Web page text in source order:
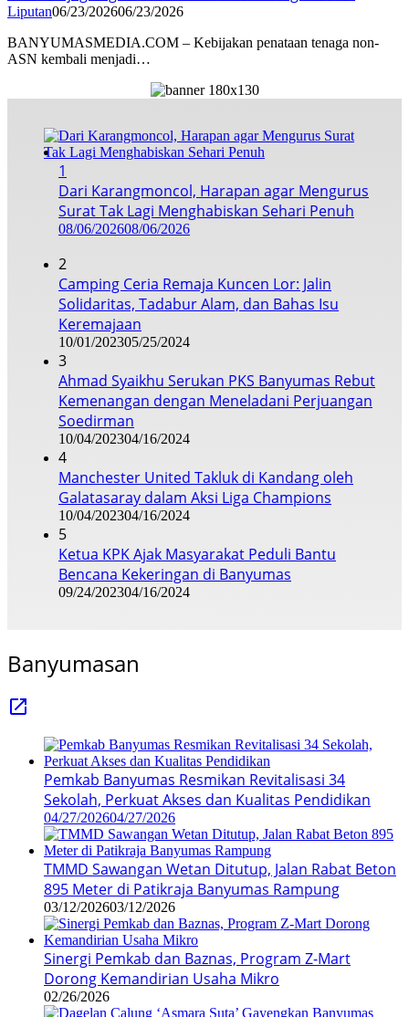
Liputan06/23/202606/23/2026
BANYUMASMEDIA.COM – Kebijakan penataan tenaga non-
ASN kembali menjadi…
1
Dari Karangmoncol, Harapan agar Mengurus
Surat Tak Lagi Menghabiskan Sehari Penuh
08/06/202608/06/2026
2
Camping Ceria Remaja Kuncen Lor: Jalin
Solidaritas, Tadabur Alam, dan Bahas Isu
Keremajaan
10/01/202305/25/2024
3
Ahmad Syaikhu Serukan PKS Banyumas Rebut
Kemenangan dengan Meneladani Perjuangan
Soedirman
10/04/202304/16/2024
4
Manchester United Takluk di Kandang oleh
Galatasaray dalam Aksi Liga Champions
10/04/202304/16/2024
5
Ketua KPK Ajak Masyarakat Peduli Bantu
Bencana Kekeringan di Banyumas
09/24/202304/16/2024
Banyumasan
Pemkab Banyumas Resmikan Revitalisasi 34
Sekolah, Perkuat Akses dan Kualitas Pendidikan
04/27/202604/27/2026
TMMD Sawangan Wetan Ditutup, Jalan Rabat Beton
895 Meter di Patikraja Banyumas Rampung
03/12/202603/12/2026
Sinergi Pemkab dan Baznas, Program Z-Mart
Dorong Kemandirian Usaha Mikro
02/26/2026